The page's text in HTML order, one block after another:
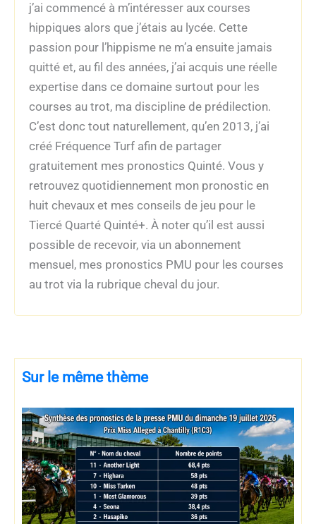
j’ai commencé à m’intéresser aux courses
hippiques alors que j’étais au lycée. Cette
passion pour l’hippisme ne m’a ensuite jamais
quitté et, au fil des années, j’ai acquis une réelle
expertise dans ce domaine surtout pour les
courses au trot, ma discipline de prédilection.
C’est donc tout naturellement, qu’en 2013, j’ai
créé Fréquence Turf afin de partager
gratuitement mes pronostics Quinté. Vous y
retrouvez quotidiennement mon pronostic en
huit chevaux et mes conseils de jeu pour le
Tiercé Quarté Quinté+. À noter qu’il est aussi
possible de recevoir, via un abonnement
mensuel, mes pronostics PMU pour les courses
au trot via la rubrique cheval du jour.
Sur le même thème